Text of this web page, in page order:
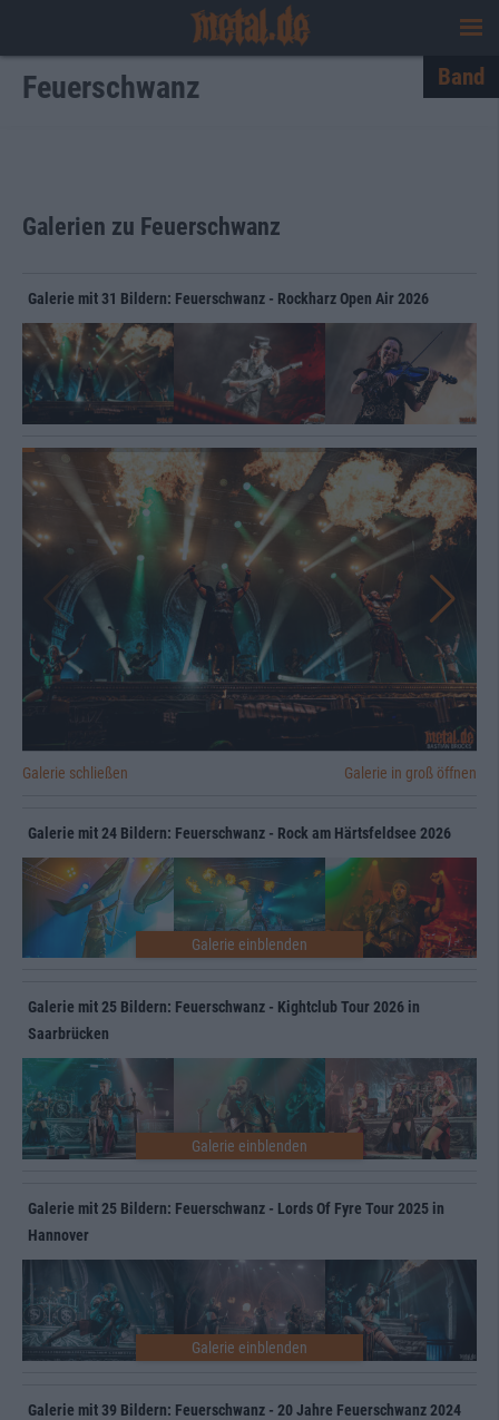
Feuerschwanz Band
Galerien zu Feuerschwanz
Galerie mit 31 Bildern: Feuerschwanz - Rockharz Open Air 2026
Galerie schließen Galerie in groß öffnen
Galerie mit 24 Bildern: Feuerschwanz - Rock am Härtsfeldsee 2026
Galerie mit 25 Bildern: Feuerschwanz - Kightclub Tour 2026 in
Saarbrücken
Galerie mit 25 Bildern: Feuerschwanz - Lords Of Fyre Tour 2025 in
Hannover
Galerie mit 39 Bildern: Feuerschwanz - 20 Jahre Feuerschwanz 2024